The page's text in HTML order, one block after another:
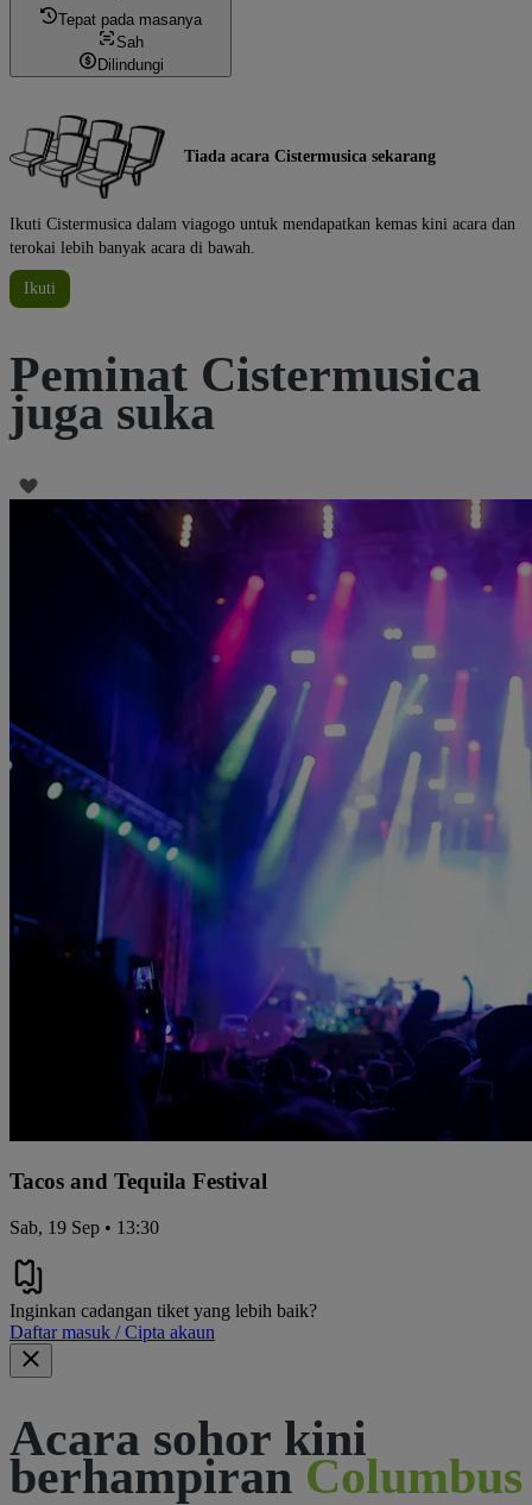
Tepat pada masanya
Sah
Dilindungi
Tiada acara Cistermusica sekarang
Ikuti Cistermusica dalam viagogo untuk mendapatkan kemas kini acara dan
terokai lebih banyak acara di bawah.
Ikuti
Peminat Cistermusica
juga suka
Tacos and Tequila Festival
Sab, 19 Sep • 13:30
Inginkan cadangan tiket yang lebih baik?
Daftar masuk / Cipta akaun
Acara sohor kini
berhampiran Columbus